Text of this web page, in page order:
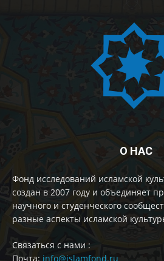
О НАС
Фонд исследований исламской
создан в 2007 году и объединяет
научного и студенческого
разные аспекты исламской
Cвязаться с нами :
Почта: info@islamfond.ru